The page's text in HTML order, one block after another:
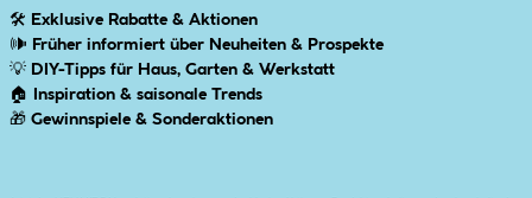
🛠 Exklusive Rabatte & Aktionen
🕪 Früher informiert über Neuheiten & Prospekte
💡 DIY-Tipps für Haus, Garten & Werkstatt
🏠
Inspiration & saisonale Trends
🎁 Gewinnspiele & Sonderaktionen